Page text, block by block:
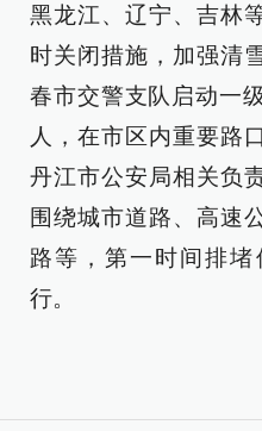
黑龙江、辽宁、吉林
时关闭措施，加强清
春市交警支队启动一
人，在市区内重要路
丹江市公安局相关负
围绕城市道路、高速
路等，第一时间排
行。